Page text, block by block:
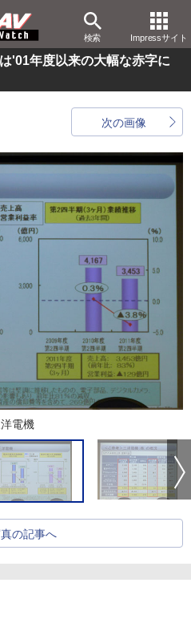
検索 Impressサイト
'01年度以来の大幅な赤字に
次の画像
電機
の記事へ